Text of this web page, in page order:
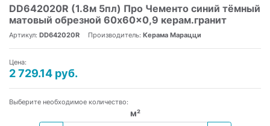
DD642020R (1.8м 5пл) Про Чементо синий тёмный
матовый обрезной 60x60x0,9 керам.гранит
Артикул: DD642020R Производитель: Керама Марацци
Цена:
2 729.14 руб.
Выберите необходимое количество:
м²